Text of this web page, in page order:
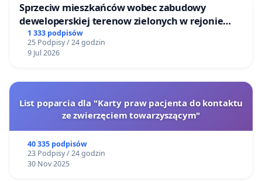
Sprzeciw mieszkańców wobec zabudowy
deweloperskiej terenow zielonych w rejonie
Bulwarów Straceńskich w Bielsku-Białej
1 333 podpisów
25 Podpisy / 24 godzin
9 Jul 2026
List poparcia dla "Karty praw pacjenta do kontaktu
ze zwierzęciem towarzyszącym"
40 335 podpisów
23 Podpisy / 24 godzin
30 Nov 2025